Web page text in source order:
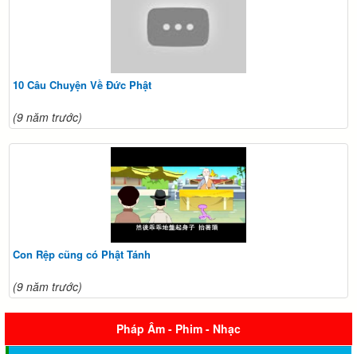
10 Câu Chuyện Về Đức Phật
(9 năm trước)
Con Rệp cũng có Phật Tánh
(9 năm trước)
Pháp Âm - Phim - Nhạc